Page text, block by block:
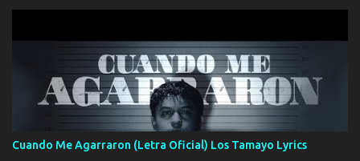
coronamos Se jala los marciales Y sus guitarras ya van sonando
Un gallardo me prendo Para agarrar el vuelo y la mente y
tranquilizando Tomense un buen trago Y así es como empezamos
los versos que voy cantando (Music) A vido alta y bajas La carreta
se atora Pero nunca le aflojamos Ya me han pasado cosas Y
aunque ustedes no sepan Pero la vida es muy corta Hay que
echarle chingazos Y seguir trabajando porque nada es...
Cuando Me Agarraron (Letra Oficial) Los Tamayo Lyrics